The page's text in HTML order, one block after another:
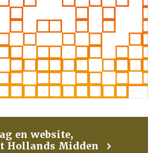
en website,
Hollands Midden